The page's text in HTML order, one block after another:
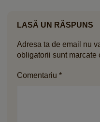
LASĂ UN RĂSPUNS
Adresa ta de email nu
obligatorii sunt marcate
Comentariu *